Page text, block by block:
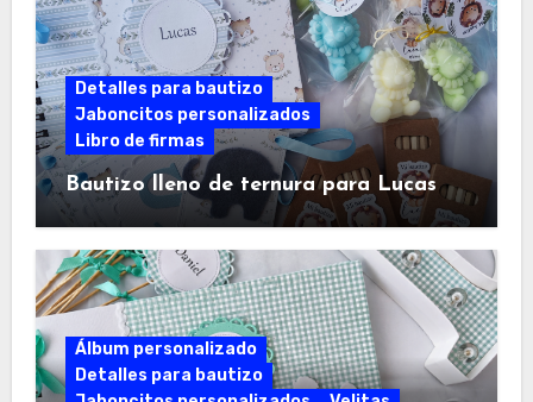
Detalles para bautizo
Jaboncitos personalizados
Libro de firmas
Bautizo lleno de ternura para Lucas
Álbum personalizado
Detalles para bautizo